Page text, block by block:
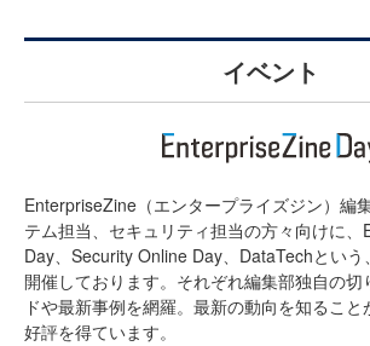
イベント
EnterpriseZine（エンタープライズジン）編
テム担当、セキュリティ担当の方々向けに
Day、Security Online Day、DataTechとい
開催しております。それぞれ編集部独自の切
ドや最新事例を網羅。最新の動向を知ること
好評を得ています。